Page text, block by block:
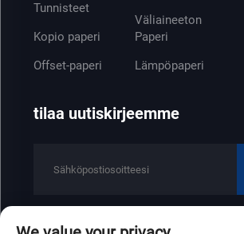
Tunnisteet
Kopio paperi
Offset-paperi
Väliaineeton
Paperi
Lämpöpaperi
tilaa uutiskirjeemme